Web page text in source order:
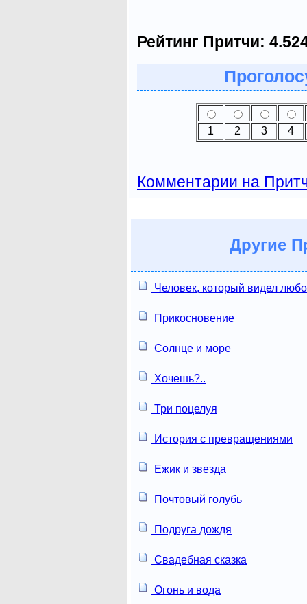
Рейтинг Притчи:
1 2 3 4
Комментарии на
Другие
Человек, который видел
Прикосновение
Солнце и море
Хочешь?..
Три поцелуя
История с превращениями
Ежик и звезда
Почтовый голубь
Подруга дождя
Свадебная сказка
Огонь и вода